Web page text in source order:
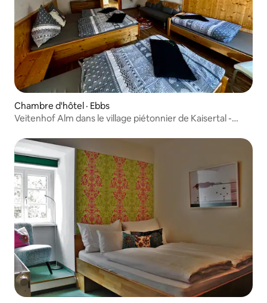
Chambre d'hôtel · Ebbs
Veitenhof Alm dans le village piétonnier de Kaisertal -